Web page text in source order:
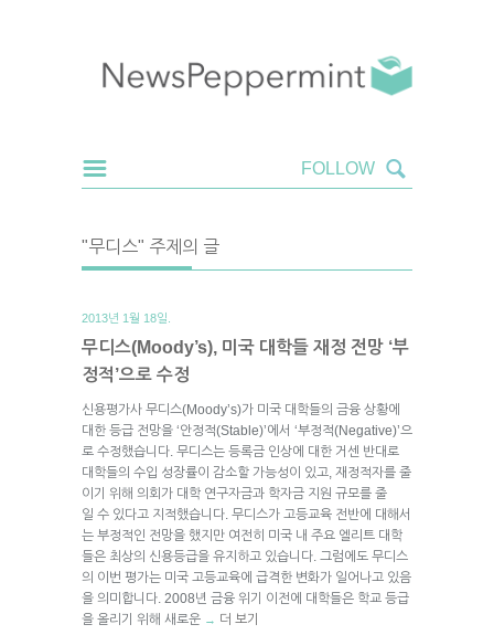
"무디스" 주제의 글
2013년 1월 18일.
무디스(Moody’s), 미국 대학들 재정 전망 ‘부
정적’으로 수정
신용평가사 무디스(Moody’s)가 미국 대학들의 금융 상황에
대한 등급 전망을 ‘안정적(Stable)’에서 ‘부정적(Negative)’으
로 수정했습니다. 무디스는 등록금 인상에 대한 거센 반대로
대학들의 수입 성장률이 감소할 가능성이 있고, 재정적자를 줄
이기 위해 의회가 대학 연구자금과 학자금 지원 규모를 줄
일 수 있다고 지적했습니다. 무디스가 고등교육 전반에 대해서
는 부정적인 전망을 했지만 여전히 미국 내 주요 엘리트 대학
들은 최상의 신용등급을 유지하고 있습니다. 그럼에도 무디스
의 이번 평가는 미국 고등교육에 급격한 변화가 일어나고 있음
을 의미합니다. 2008년 금융 위기 이전에 대학들은 학교 등급
을 올리기 위해 새로운 → 더 보기